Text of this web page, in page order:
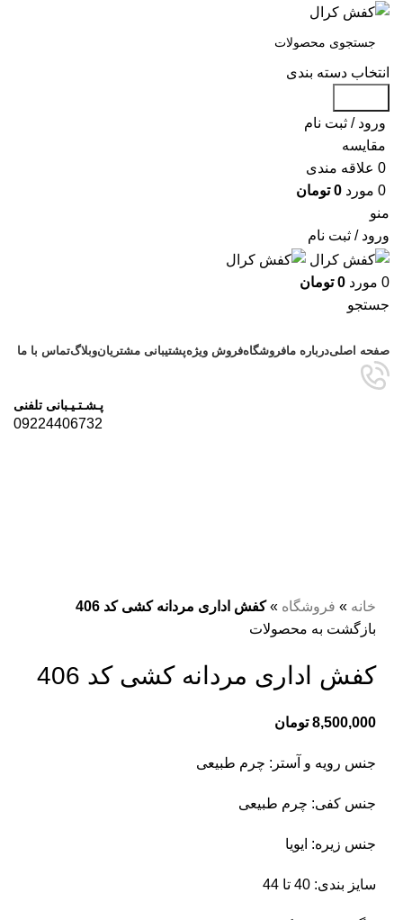
انتخاب دسته بندی
ورود / ثبت نام
مقايسه
0 علاقه مندی
0 مورد 0 تومان
منو
ورود / ثبت نام
0 مورد 0 تومان
جستجو
صفحه اصلیدرباره مافروشگاهفروش ویژهپشتیبانی مشتریانوبلاگتماس با ما
پـشـتـیـبانی تلفنی
09224406732
خانه » فروشگاه »کفش اداری مردانه کشی کد 406
بازگشت به محصولات
کفش اداری مردانه کشی کد 406
8,500,000 تومان
جنس رویه و آستر: چرم طبیعی
جنس کفی: چرم طبیعی
جنس زیره: ایویا
سایز بندی: 40 تا 44